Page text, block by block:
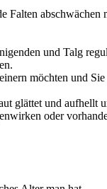
Falten
und Talg
möchten und
glättet und
oder